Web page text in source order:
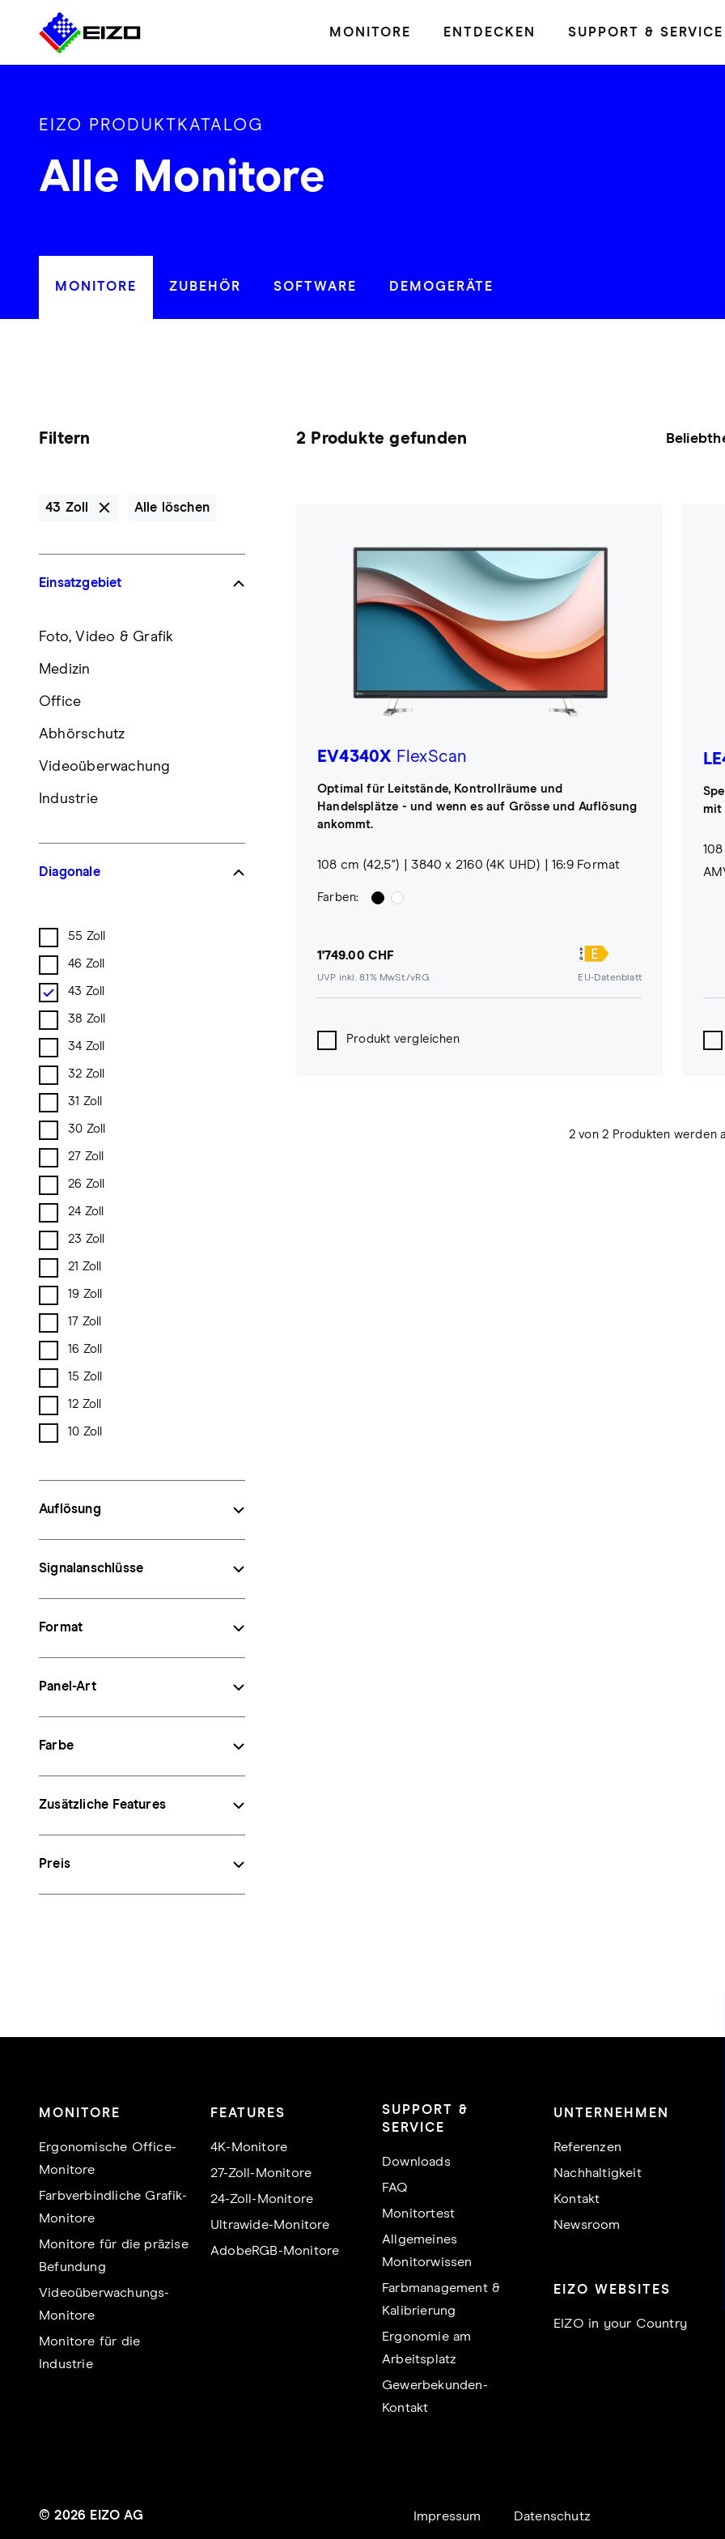
MONITORE ENTDECKEN SUPPORT & SERVICE
EIZO PRODUKTKATALOG
Alle Monitore
MONITORE ZUBEHÖR SOFTWARE DEMOGERÄTE
Filtern 2 Produkte gefunden
43 Zoll Alle löschen
Einsatzgebiet
Foto, Video & Grafik
Medizin
Office
Abhörschutz
Videoüberwachung
Industrie
Diagonale
55 Zoll
46 Zoll
43 Zoll
38 Zoll
34 Zoll
32 Zoll
31 Zoll
30 Zoll
27 Zoll
26 Zoll
24 Zoll
23 Zoll
21 Zoll
19 Zoll
17 Zoll
16 Zoll
15 Zoll
12 Zoll
10 Zoll
Auflösung
Signalanschlüsse
Format
Panel-Art
Farbe
Zusätzliche Features
Preis
EV4340X FlexScan
Optimal für Leitstände, Kontrollräume und
Handelsplätze - und wenn es auf Grösse und Auflösung
ankommt.
108 cm (42,5") 3840 x 2160 (4K UHD) 16:9 Format
Farben:
1'749.00 CHF
UVP inkl. 8.1% MwSt./vRG EU-Datenblatt
Produkt vergleichen
mit
2 von 2 Produkten werden
MONITORE
Ergonomische Office-
Monitore
Farbverbindliche Grafik-
Monitore
Monitore für die präzise
Befundung
Videoüberwachungs-
Monitore
Monitore für die
Industrie
FEATURES
4K-Monitore
27-Zoll-Monitore
24-Zoll-Monitore
Ultrawide-Monitore
AdobeRGB-Monitore
SUPPORT &
SERVICE
Downloads
FAQ
Monitortest
Allgemeines
Monitorwissen
Farbmanagement &
Kalibrierung
Ergonomie am
Arbeitsplatz
Gewerbekunden-
Kontakt
UNTERNEHMEN
Referenzen
Nachhaltigkeit
Kontakt
Newsroom
EIZO WEBSITES
EIZO in your Country
Impressum Datenschutz
© 2026 EIZO AG